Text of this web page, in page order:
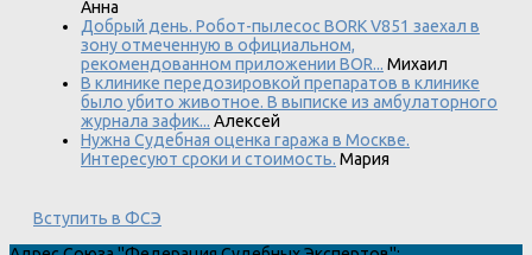
Анна
Добрый день. Робот-пылесос BORK V851 заехал в
зону отмеченную в официальном,
рекомендованном приложении BOR... Михаил
В клинике передозировкой препаратов в клинике
было убито животное. В выписке из амбулаторного
журнала зафик... Алексей
Нужна Судебная оценка гаража в Москве.
Интересуют сроки и стоимость. Мария
Вступить в ФСЭ